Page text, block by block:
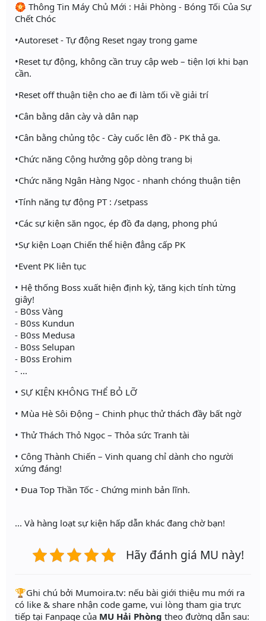
🏵 Thông Tin Máy Chủ Mới : Hải Phòng - Bóng Tối Của Sự
Chết Chóc
•Autoreset - Tự động Reset ngay trong game
•Reset tự động, không cần truy cập web – tiện lợi khi bạn
cần.
•Reset off thuận tiện cho ae đi làm tối về giải trí
•Cân bằng dân cày và dân nạp
•Cân bằng chủng tộc - Cày cuốc lên đồ - PK thả ga.
•Chức năng Cộng hưởng gộp dòng trang bị
•Chức năng Ngân Hàng Ngọc - nhanh chóng thuận tiện
•Tính năng tự động PT : /setpass
•Các sự kiện săn ngọc, ép đồ đa dạng, phong phú
•Sự kiện Loạn Chiến thể hiện đẳng cấp PK
•Event PK liên tục
• Hệ thống Boss xuất hiện định kỳ, tăng kịch tính từng
giây!
- B0ss Vàng
- B0ss Kundun
- B0ss Medusa
- B0ss Selupan
- B0ss Erohim
- ...
• SỰ KIỆN KHÔNG THỂ BỎ LỠ
• Mùa Hè Sôi Động – Chinh phục thử thách đầy bất ngờ
• Thử Thách Thỏ Ngọc – Thỏa sức Tranh tài
• Công Thành Chiến – Vinh quang chỉ dành cho người
xứng đáng!
• Đua Top Thần Tốc - Chứng minh bản lĩnh.
... Và hàng loạt sự kiện hấp dẫn khác đang chờ bạn!
Hãy đánh giá MU này!
️🏆Ghi chú bởi Mumoira.tv: nếu bài giới thiệu mu mới ra
có like & share nhận code game, vui lòng tham gia trực
tiếp tại Fanpage của MU Hải Phòng theo đường dẫn sau: